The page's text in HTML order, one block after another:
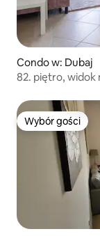
Condo w: Dubaj
82. piętro, widok
Wybór gości
Wybór gości